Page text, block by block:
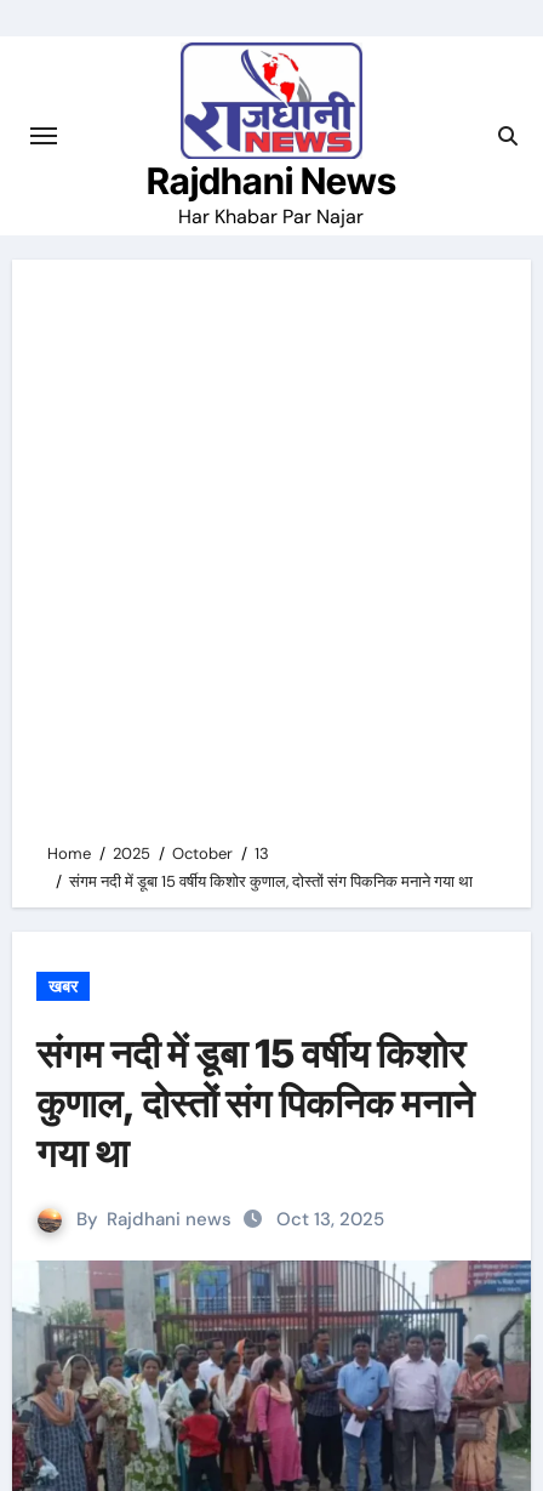
Rajdhani News
Har Khabar Par Najar
Home 2025 October
13
संगम नदी में डूबा 15 वर्षीय किशोर कुणाल, दोस्तों संग पिकनिक मनाने गया था
खबर
संगम नदी में डूबा 15 वर्षीय किशोर
कुणाल, दोस्तों संग पिकनिक मनाने
गया था
By Rajdhani news Oct 13, 2025